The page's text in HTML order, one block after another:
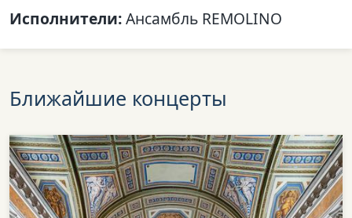
Исполнители:Ансамбль REMOLINO
Ближайшие концерты